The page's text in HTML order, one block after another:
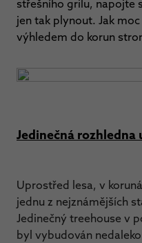
střešního grilu, napojte
jen tak plynout. Jak
výhledem do korun
Jedinečná rozhledna
Uprostřed lesa, v
jednu z nejznámějších
Jedinečný treehouse v
byl vybudován